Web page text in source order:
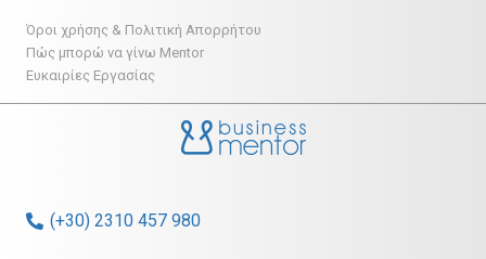
Όροι χρήσης & Πολιτική Απορρήτου
Πώς μπορώ να γίνω Mentor
Ευκαιρίες Εργασίας
(+30) 2310 457 980